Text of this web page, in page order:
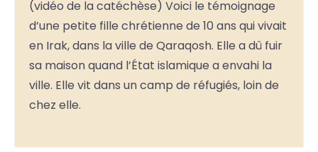
(vidéo de la catéchèse) Voici le témoignage
d’une petite fille chrétienne de 10 ans qui vivait
en Irak, dans la ville de Qaraqosh. Elle a dû fuir
sa maison quand l’État islamique a envahi la
ville. Elle vit dans un camp de réfugiés, loin de
chez elle.